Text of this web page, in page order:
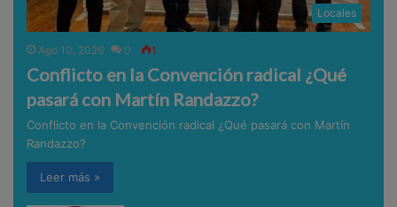
Locales
Ago 10, 2026 0 1
Conflicto en la Convención radical ¿Qué
pasará con Martín Randazzo?
Conflicto en la Convención radical ¿Qué pasará con Martín
Randazzo?
Leer más »